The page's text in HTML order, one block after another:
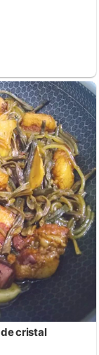
cristal